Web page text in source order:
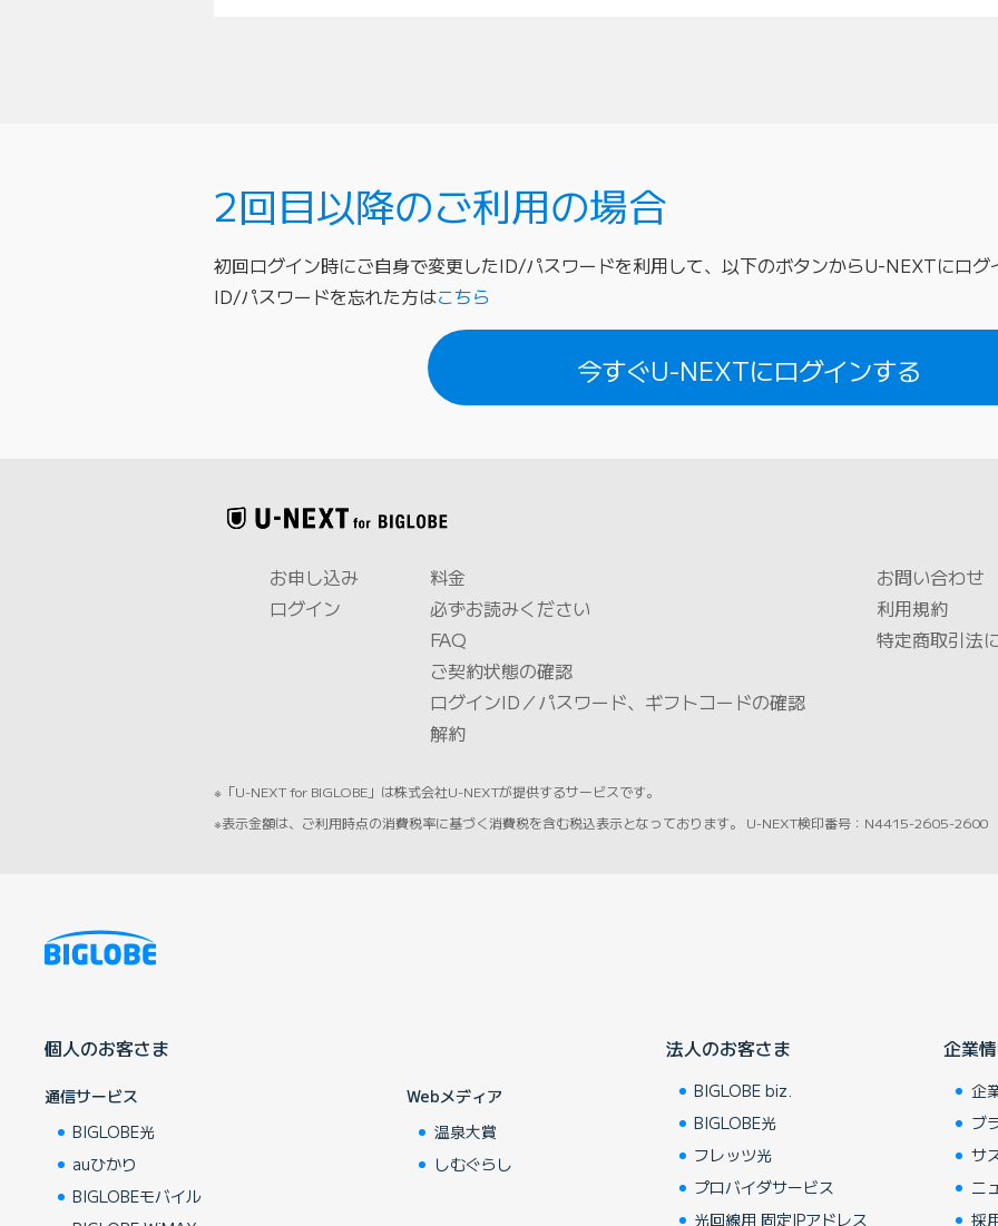
2回目以降のご利用の場合
初回ログイン時にご自身で変更したID/パスワードを利用して、以下のボタンからU-NEXTにログ
ID/パスワードを忘れた方はこちら
今すぐU-NEXTにログインする
お申し込み
ログイン
料金
必ずお読みください
FAQ
ご契約状態の確認
ログインID／パスワード、ギフトコードの確認
解約
お問い合わせ
利用規約
特定商取引法
※「U-NEXT for BIGLOBE」は株式会社U-NEXTが提供するサービスです。
※表示金額は、ご利用時点の消費税率に基づく消費税を含む税込表示となっております。 U-NEXT検印番号：N4415-2605-2600
個人のお客さま
通信サービス
BIGLOBE光
auひかり
BIGLOBEモバイル
Webメディア
温泉大賞
しむぐらし
法人のお客さま
BIGLOBE biz.
BIGLOBE光
フレッツ光
プロバイダサービス
光回線用 固定IPアドレス
企業
企
ブ
サ
ニ
採